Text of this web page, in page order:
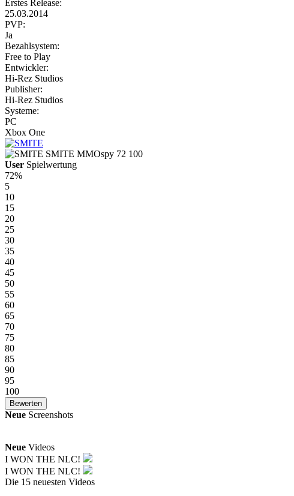
Erstes Release:
25.03.2014
PVP:
Ja
Bezahlsystem:
Free to Play
Entwickler:
Hi-Rez Studios
Publisher:
Hi-Rez Studios
Systeme:
PC
Xbox One
SMITE MMOspy 72 100
User Spielwertung
72%
5
10
15
20
25
30
35
40
45
50
55
60
65
70
75
80
85
90
95
100
Neue Screenshots
Neue Videos
I WON THE NLC!
I WON THE NLC!
Die 15 neuesten Videos